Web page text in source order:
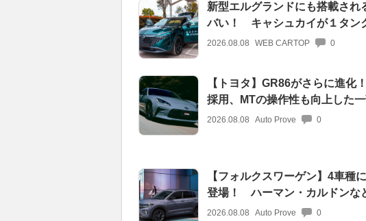
新型エルグランドにも搭載さ
バい！ キャシュカイが１タン
2026.08.08 WEB CARTOP 0
【トヨタ】GR86がさらに進
採用、MTの操作性も向上した
2026.08.08 Auto Prove 0
【フォルクスワーゲン】4車種
登場！ ハーマン・カルドンな
2026.08.08 Auto Prove 0